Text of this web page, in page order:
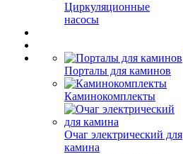
Циркуляционные
насосы
Порталы для каминов
Каминокомплекты
Очаг электрический для
камина